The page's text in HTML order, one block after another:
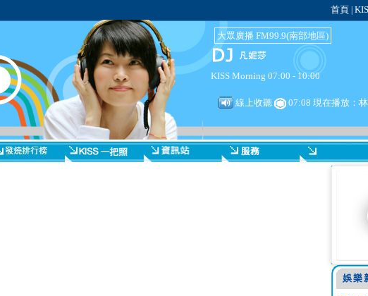
首頁
大眾廣播 FM99.9(南部地區)
KISS Morning 07:00 - 10:00
線上收聽 07:08 現在播放：
娛樂